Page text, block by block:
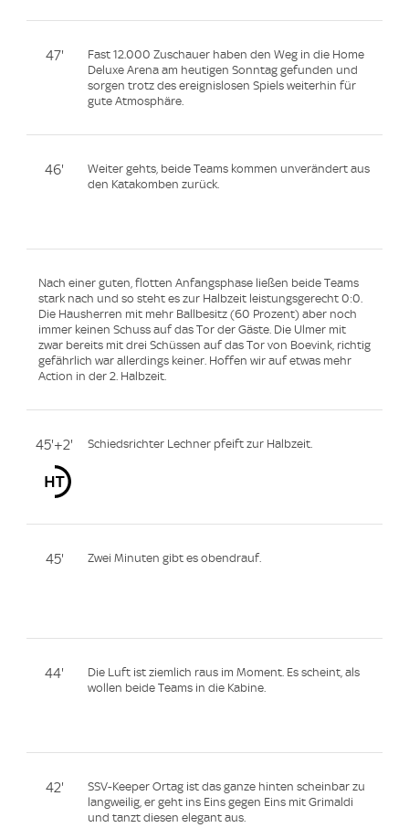
47'
Fast 12.000 Zuschauer haben den Weg in die Home
Deluxe Arena am heutigen Sonntag gefunden und
sorgen trotz des ereignislosen Spiels weiterhin für
gute Atmosphäre.
46'
Weiter gehts, beide Teams kommen unverändert aus
den Katakomben zurück.
Nach einer guten, flotten Anfangsphase ließen beide Teams
stark nach und so steht es zur Halbzeit leistungsgerecht 0:0.
Die Hausherren mit mehr Ballbesitz (60 Prozent) aber noch
immer keinen Schuss auf das Tor der Gäste. Die Ulmer mit
zwar bereits mit drei Schüssen auf das Tor von Boevink, richtig
gefährlich war allerdings keiner. Hoffen wir auf etwas mehr
Action in der 2. Halbzeit.
45'+2' Schiedsrichter Lechner pfeift zur Halbzeit.
45' Zwei Minuten gibt es obendrauf.
44'
Die Luft ist ziemlich raus im Moment. Es scheint, als
wollen beide Teams in die Kabine.
42'
SSV-Keeper Ortag ist das ganze hinten scheinbar zu
langweilig, er geht ins Eins gegen Eins mit Grimaldi
und tanzt diesen elegant aus.